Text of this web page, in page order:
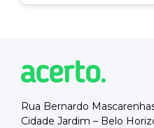
Rua Bernardo
Cidade Jardim – Belo